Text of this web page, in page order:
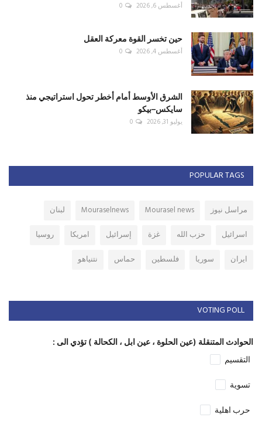
أغسطس 6, 2026 0
حين تخسر القوة معركة العقل
أغسطس 4, 2026 0
الشرق الأوسط أمام أخطر تحول استراتيجي منذ
سايكس–بيكو
يوليو 31, 2026 0
POPULAR TAGS
مراسل نيوز Mourasel news
Mouraselnews
لبنان
اسرائيل
حزب الله غزة إسرائيل امريكا
روسيا
ايران
سوريا فلسطين حماس نتنياهو
VOTING POLL
الحوادث المتنقلة (عين الحلوة ، عين ابل ، الكحالة ) تؤدي الى :
التقسيم
تسوية
حرب اهلية